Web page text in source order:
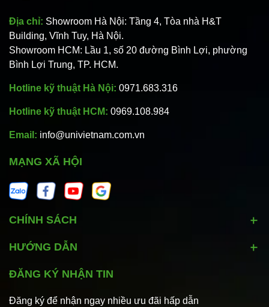
Địa chỉ: Showroom Hà Nội: Tầng 4, Tòa nhà H&T
Building, Vĩnh Tuy, Hà Nội.
Showroom HCM: Lầu 1, số 20 đường Bình Lợi, phường
Bình Lợi Trung, TP. HCM.
Hotline kỹ thuật Hà Nội: 0971.683.316
Hotline kỹ thuật HCM: 0969.108.984
Email: info@univietnam.com.vn
MẠNG XÃ HỘI
CHÍNH SÁCH
HƯỚNG DẪN
ĐĂNG KÝ NHẬN TIN
Đăng ký để nhận ngay nhiều ưu đãi hấp dẫn